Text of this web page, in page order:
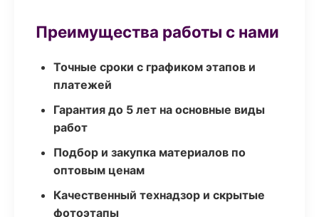
Преимущества работы с нами
Точные сроки с графиком этапов и
платежей
Гарантия до 5 лет на основные виды
работ
Подбор и закупка материалов по
оптовым ценам
Качественный технадзор и скрытые
фотоэтапы